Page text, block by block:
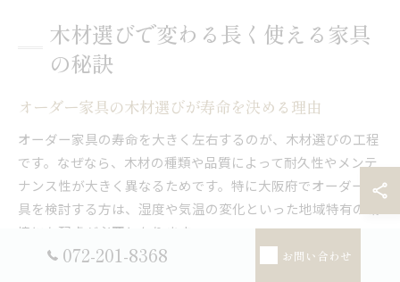
木材選びで変わる長く使える家具
の秘訣
オーダー家具の木材選びが寿命を決める理由
オーダー家具の寿命を大きく左右するのが、木材選びの工程
です。なぜなら、木材の種類や品質によって耐久性やメンテ
ナンス性が大きく異なるためです。特に大阪府でオーダー家
具を検討する方は、湿度や気温の変化といった地域特有の環
境にも配慮が必要となります。
例えば、無垢材は天然木ならではの温もりや強度が魅力です
072-201-8368 お問い合わせ